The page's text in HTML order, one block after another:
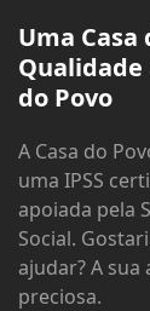
Uma Casa
Qualidade
do Povo
A Casa do
uma IPSS
apoiada pela
Social.
ajudar? A sua
preciosa.